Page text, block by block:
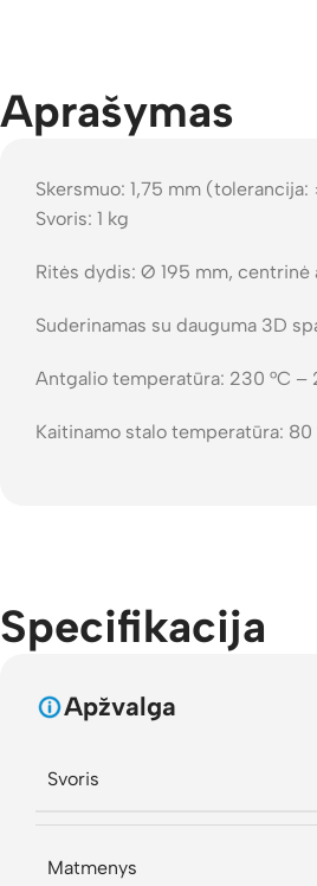
Aprašymas
Skersmuo: 1,75 mm
Svoris: 1 kg
Ritės dydis: Ø 195 mm, centrinė
Suderinamas su dauguma 3D
Antgalio temperatūra: 230 °C –
Kaitinamo stalo temperatūra: 80
Specifikacija
Apžvalga
Svoris
Matmenys